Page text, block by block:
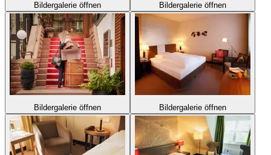
Bildergalerie öffnen Bildergalerie öffnen
Bildergalerie öffnen Bildergalerie öffnen